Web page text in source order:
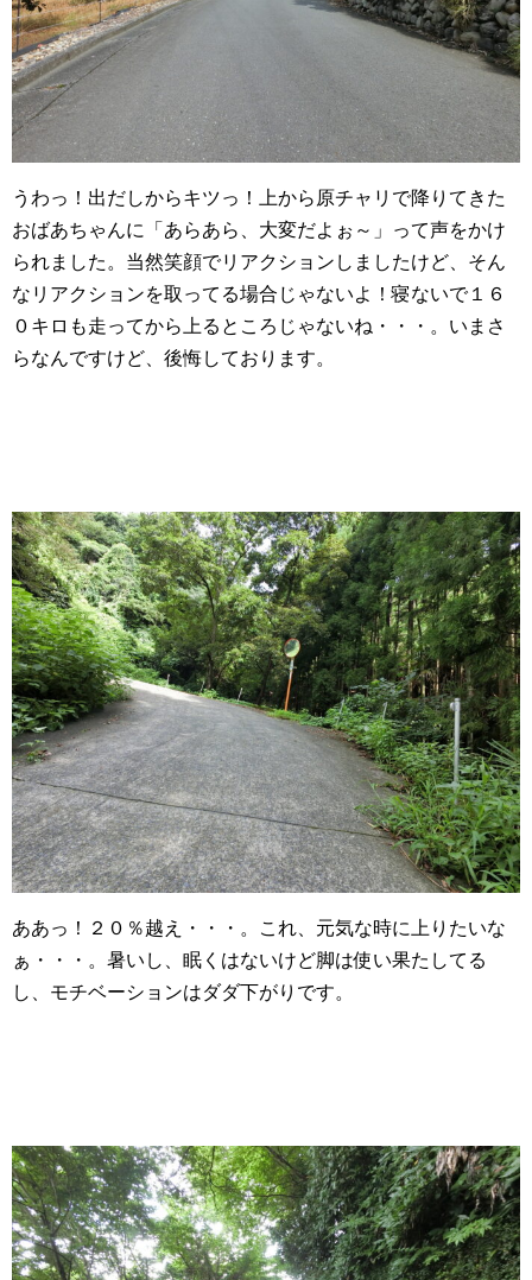
うわっ！出だしからキツっ！上から原チャリで降りてきた
おばあちゃんに「あらあら、大変だよぉ～」って声をかけ
られました。当然笑顔でリアクションしましたけど、そん
なリアクションを取ってる場合じゃないよ！寝ないで１６
０キロも走ってから上るところじゃないね・・・。いまさ
らなんですけど、後悔しております。
ああっ！２０％越え・・・。これ、元気な時に上りたいな
ぁ・・・。暑いし、眠くはないけど脚は使い果たしてる
し、モチベーションはダダ下がりです。